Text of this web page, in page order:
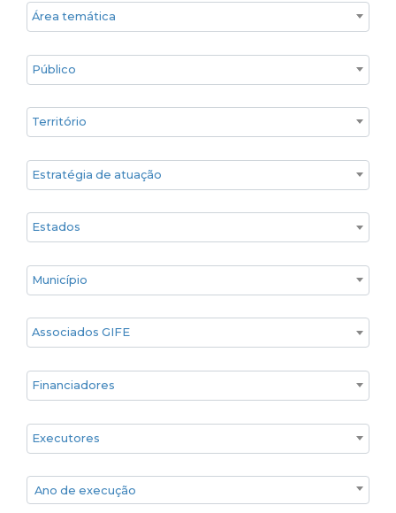
Áreas temáticas
Público
Territórios
Estratégia de atuação
Estado
Cidade
Associados GIFE
Financiadores
Executores
Ano de execução
Ano de execução